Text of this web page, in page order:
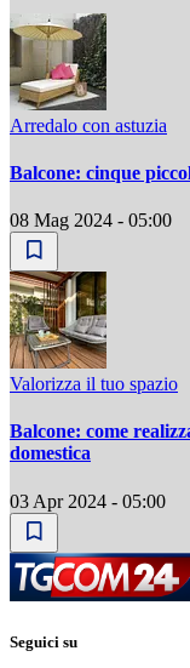
Arredalo con astuzia
Balcone: cinque
08 Mag 2024 - 05:00
Valorizza il tuo spazio
Balcone: come
domestica
03 Apr 2024 - 05:00
Seguici su